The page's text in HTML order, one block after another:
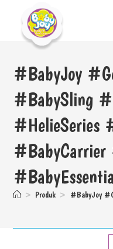
#BabyJoy
#BabySling
#HelieSeries
#BabyCarrier
> Produk > #BabyJoy